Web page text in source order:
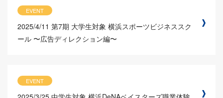
EVENT
2025/4/11 第7期 大学生対象 横浜スポーツビジネススク
ール 〜広告ディレクション編〜
EVENT